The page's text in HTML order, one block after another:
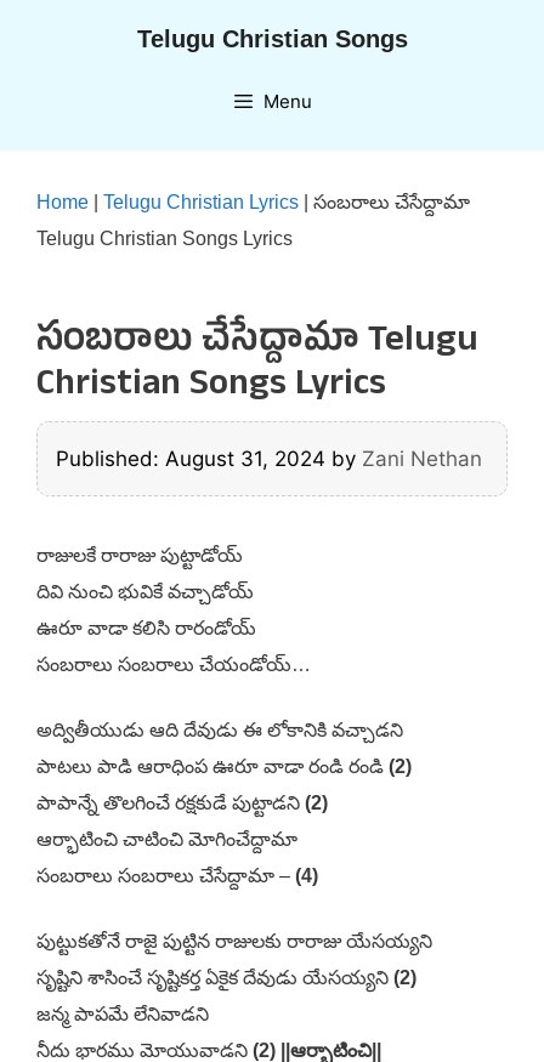
Telugu Christian Songs
Menu
Home Telugu Christian Lyrics
సంబరాలు చేసేద్దామా
Telugu Christian Songs Lyrics
సంబరాలు చేసేద్దామా Telugu
Christian Songs Lyrics
Published: August 31, 2024 by Zani Nethan
రాజులకే రారాజు పుట్టాడోయ్
దివి నుంచి భువికే వచ్చాడోయ్
ఊరూ వాడా కలిసి రారండోయ్
సంబరాలు సంబరాలు చేయండోయ్…
అద్వితీయుడు ఆది దేవుడు ఈ లోకానికి వచ్చాడని
పాటలు పాడి ఆరాధింప ఊరూ వాడా రండి రండి (2)
పాపాన్నే తొలగించే రక్షకుడే పుట్టాడని (2)
ఆర్భాటించి చాటించి మోగించేద్దామా
సంబరాలు సంబరాలు చేసేద్దామా – (4)
పుట్టుకతోనే రాజై పుట్టిన రాజులకు రారాజు యేసయ్యని
సృష్టిని శాసించే సృష్టికర్త ఏకైక దేవుడు యేసయ్యని (2)
జన్మ పాపమే లేనివాడని
నీదు భారము మోయువాడని (2) ||ఆర్భాటించి||